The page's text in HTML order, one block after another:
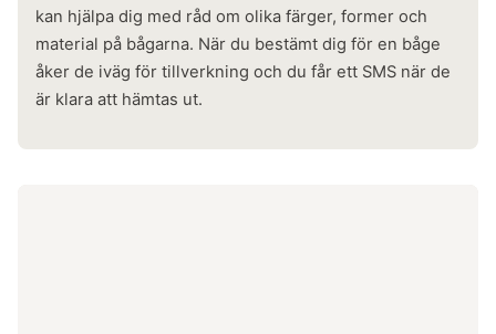
kan hjälpa dig med råd om olika färger, former och
material på bågarna. När du bestämt dig för en båge
åker de iväg för tillverkning och du får ett SMS när de
är klara att hämtas ut.